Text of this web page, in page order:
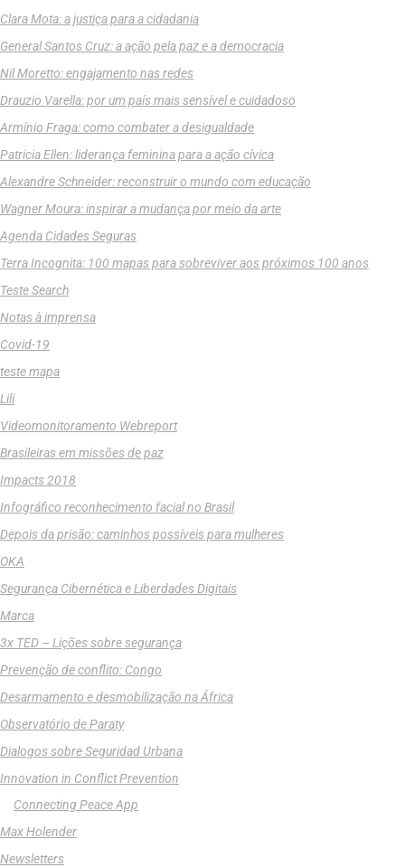
Clara Mota: a justiça para a cidadania
General Santos Cruz: a ação pela paz e a democracia
Nil Moretto: engajamento nas redes
Drauzio Varella: por um país mais sensível e cuidadoso
Armínio Fraga: como combater a desigualdade
Patricia Ellen: liderança feminina para a ação cívica
Alexandre Schneider: reconstruir o mundo com educação
Wagner Moura: inspirar a mudança por meio da arte
Agenda Cidades Seguras
Terra Incognita: 100 mapas para sobreviver aos próximos 100 anos
Teste Search
Notas à imprensa
Covid-19
teste mapa
Lili
Videomonitoramento Webreport
Brasileiras em missões de paz
Impacts 2018
Infográfico reconhecimento facial no Brasil
Depois da prisão: caminhos possíveis para mulheres
OKA
Segurança Cibernética e Liberdades Digitais
Marca
3x TED – Lições sobre segurança
Prevenção de conflito: Congo
Desarmamento e desmobilização na África
Observatório de Paraty
Dialogos sobre Seguridad Urbana
Innovation in Conflict Prevention
Connecting Peace App
Max Holender
Newsletters